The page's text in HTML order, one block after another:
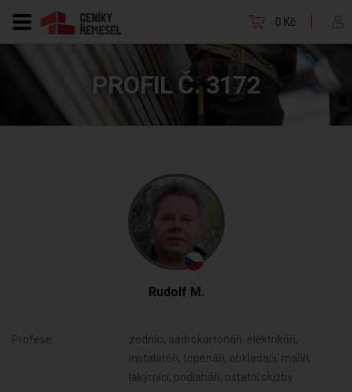
0 Kč
PROFIL Č. 3172
Rudolf M.
Profese:
zedníci, sádrokartonáři, elektrikáři,
instalatéři, topenáři, obkladači, malíři,
lakýrníci, podlaháři, ostatní služby